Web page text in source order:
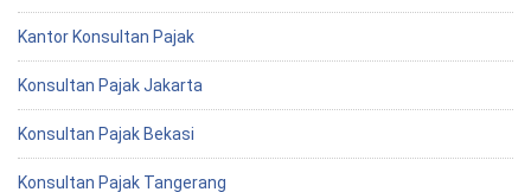
Kantor Konsultan Pajak
Konsultan Pajak Jakarta
Konsultan Pajak Bekasi
Konsultan Pajak Tangerang